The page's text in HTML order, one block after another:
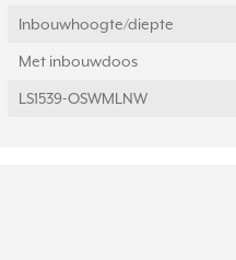
Inbouwhoogte/diepte
Met inbouwdoos
LS1539-OSWMLNW